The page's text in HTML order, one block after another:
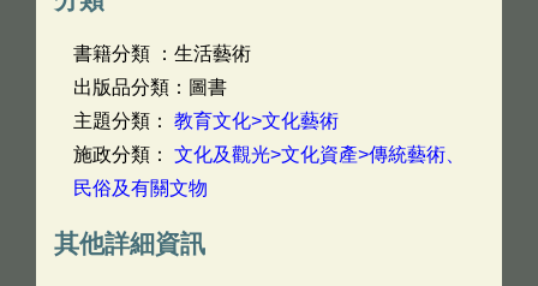
書籍分類 ：生活藝術
出版品分類：圖書
主題分類： 教育文化>文化藝術
施政分類： 文化及觀光>文化資產>傳統藝術、
民俗及有關文物
其他詳細資訊